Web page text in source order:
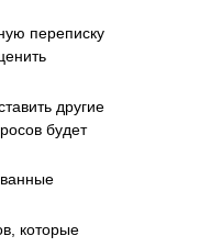
переписку
другие
будет
которые